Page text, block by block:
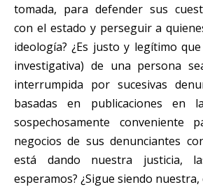
tomada, para defender sus
con el estado y perseguir a
ideología? ¿Es justo y legítimo
investigativa) de una persona
interrumpida por sucesivas
basadas en publicaciones en
sospechosamente conveniente
negocios de sus denunciantes
está dando nuestra justicia,
esperamos? ¿Sigue siendo nuestra,